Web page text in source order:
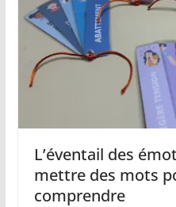
L’éventail des
mettre des mots
comprendre